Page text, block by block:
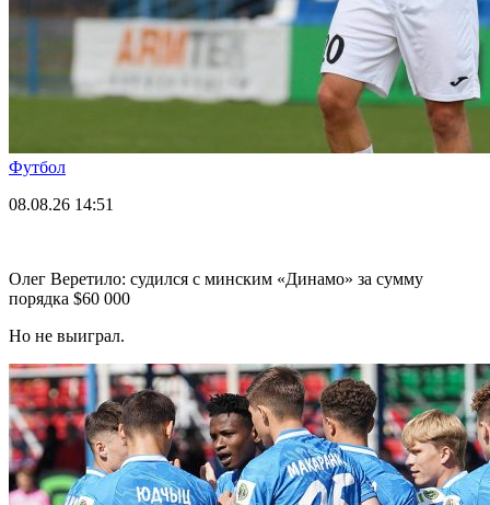
Футбол
08.08.26 14:51
Олег Веретило: судился с минским «Динамо» за сумму
порядка $60 000
Но не выиграл.